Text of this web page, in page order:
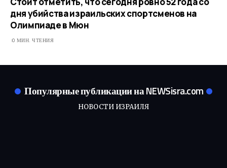
дня убийства израильских спортсменов на
Олимпиаде в Мюн
0 МИН. ЧТЕНИЯ
Популярные публикации на NEWSisra.com
НОВОСТИ ИЗРАИЛЯ